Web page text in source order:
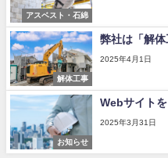
アスベスト・石綿
解体工事
弊社は「解体
2025年4月1日
お知らせ
Webサイト
2025年3月31日